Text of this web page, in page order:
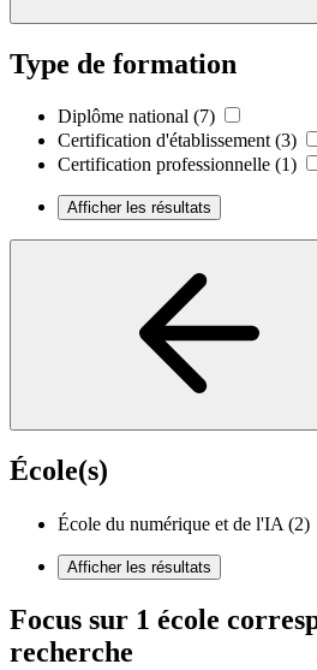
Type de formation
Diplôme national (7)
Certification d'établissement (3)
Certification professionnelle (1)
Afficher les résultats
École(s)
École du numérique et de l'IA (2)
Afficher les résultats
Focus sur 1 école
recherche